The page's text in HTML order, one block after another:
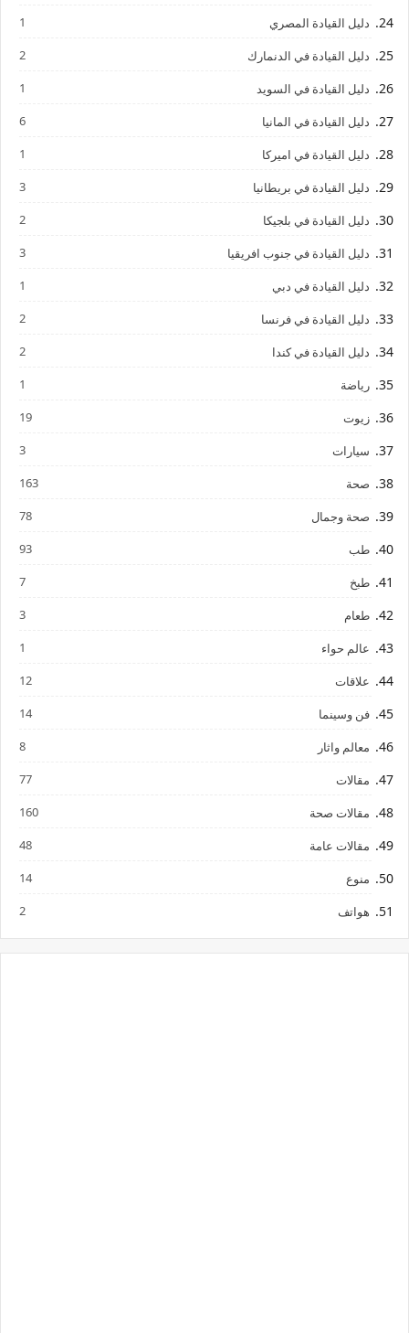
دليل القيادة المصري 1
دليل القيادة في الدنمارك 2
دليل القيادة في السويد 1
دليل القيادة في المانيا 6
دليل القيادة في اميركا 1
دليل القيادة في بريطانيا 3
دليل القيادة في بلجيكا 2
دليل القيادة في جنوب افريقيا 3
دليل القيادة في دبي 1
دليل القيادة في فرنسا 2
دليل القيادة في كندا 2
رياضة 1
زيوت 19
سيارات 3
صحة 163
صحة وجمال 78
طب 93
طبخ 7
طعام 3
عالم حواء 1
علاقات 12
فن وسينما 14
معالم واثار 8
مقالات 77
مقالات صحة 160
مقالات عامة 48
منوع 14
هواتف 2